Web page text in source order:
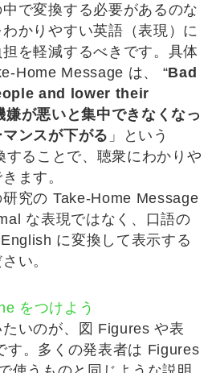
で変換する必要があるのな
かりやすい英語（表現）に
を軽減するべきです。具体
Home Message は、 “Bad
and lower their
嫌が悪いと集中できなくなっ
ンスが下がる 」という
ることで、聴衆にわかりや
ます。
究の Take-Home Message
な表現ではなく、口語の
に変換して表示する
い。
をつけよう
いのが、図 Figures や表
す。多くの発表者は Figures